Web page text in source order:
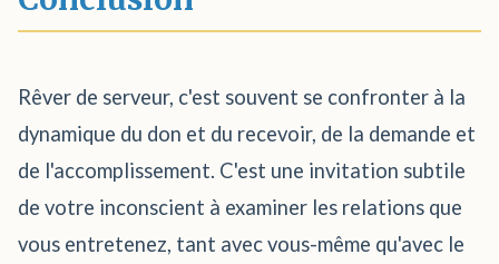
Rêver de serveur, c'est souvent se confronter à la
dynamique du don et du recevoir, de la demande et
de l'accomplissement. C'est une invitation subtile
de votre inconscient à examiner les relations que
vous entretenez, tant avec vous-même qu'avec le